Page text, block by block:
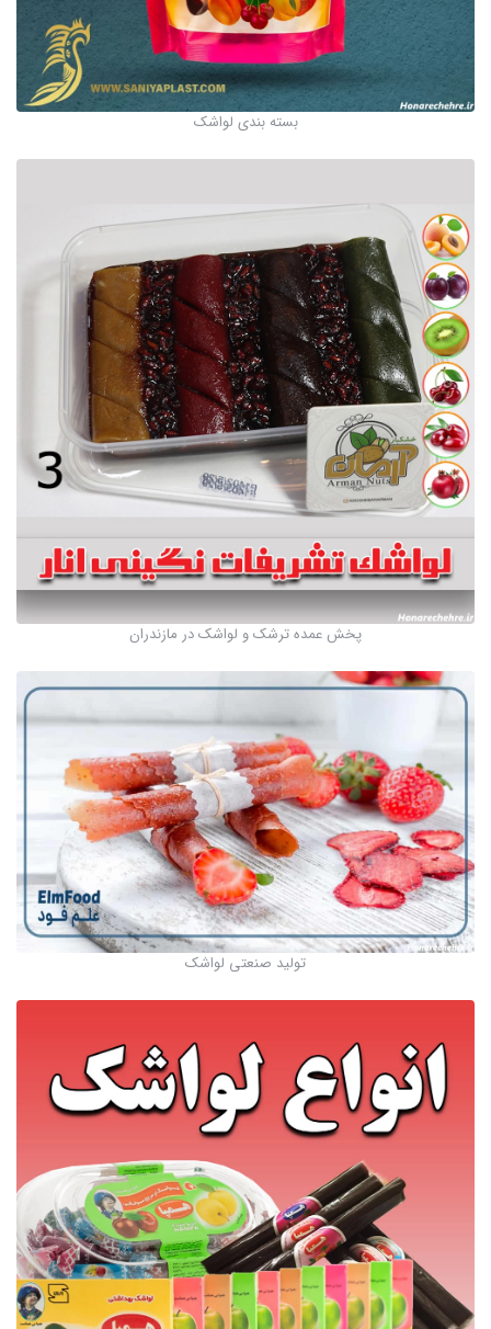
بسته بندی لواشک
پخش عمده ترشک و لواشک در مازندران
تولید صنعتی لواشک